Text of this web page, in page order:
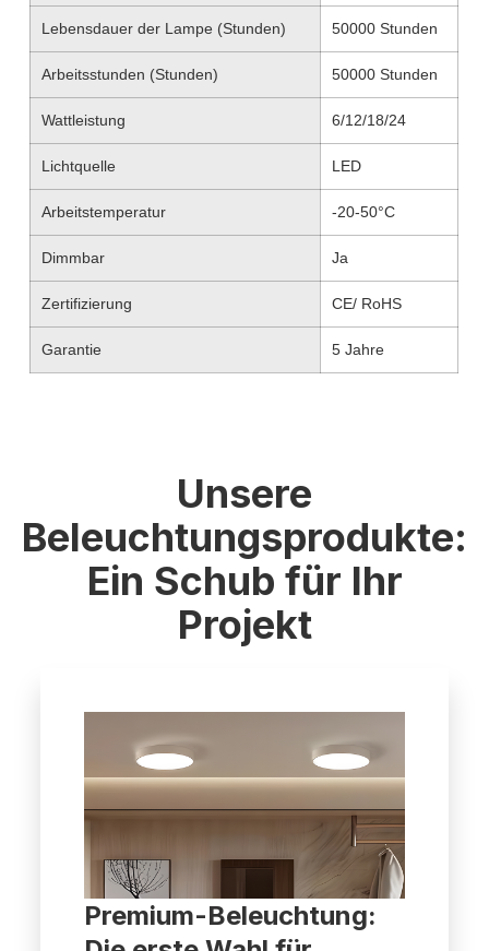
Lebensdauer der Lampe (Stunden) 50000 Stunden
Arbeitsstunden (Stunden) 50000 Stunden
Wattleistung 6/12/18/24
Lichtquelle LED
Arbeitstemperatur -20-50°C
Dimmbar Ja
Zertifizierung CE/ RoHS
Garantie 5 Jahre
Unsere
Beleuchtungsprodukte:
Ein Schub für Ihr
Projekt
Premium-Beleuchtung: